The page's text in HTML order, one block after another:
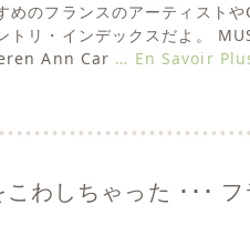
めのフランスのアーティスト
トリ・インデックスだよ。
Ann Car … En Savoir
こわしちゃった ･･･